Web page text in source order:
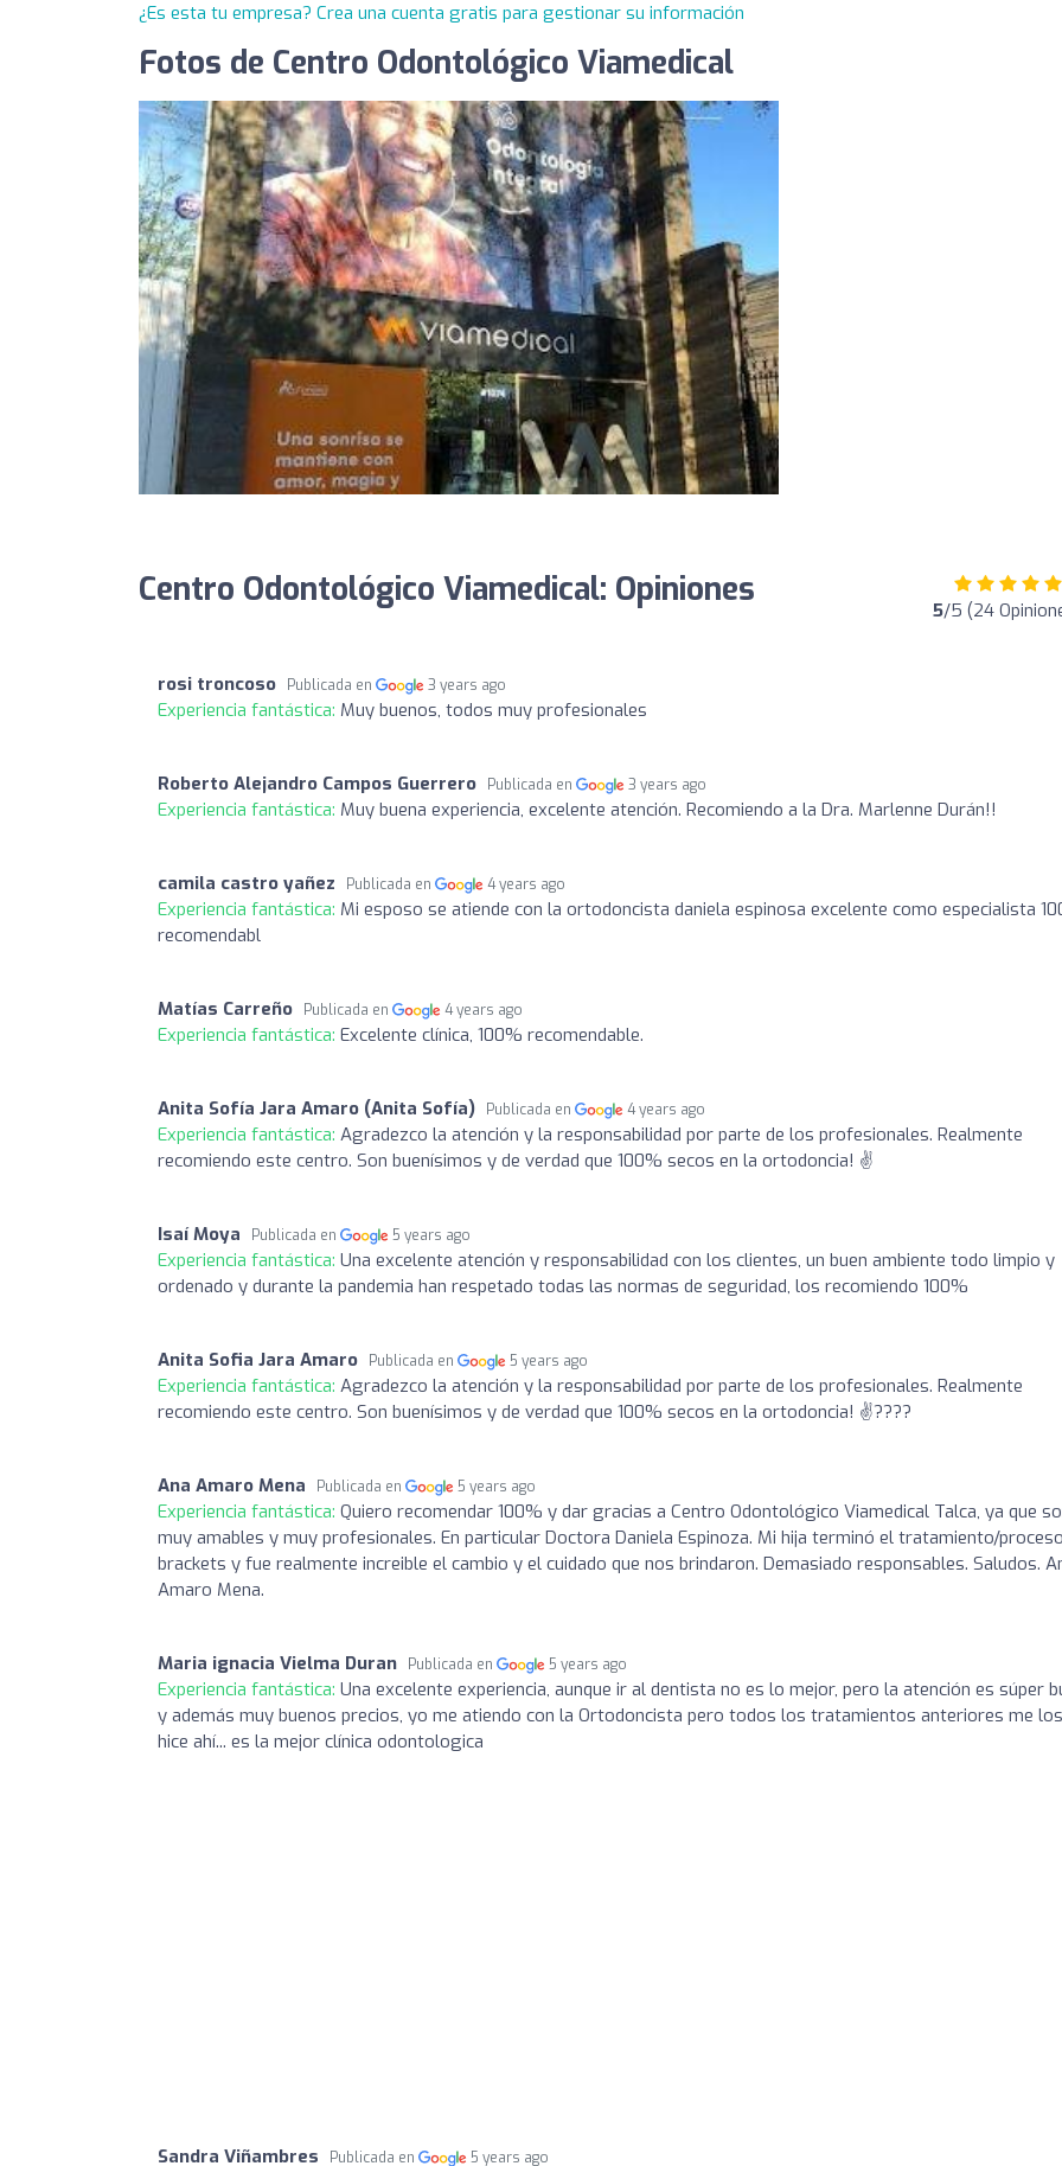
¿Es esta tu empresa? Crea una cuenta gratis para gestionar su información
Fotos de Centro Odontológico Viamedical
Centro Odontológico Viamedical: Opiniones 5/5 (24
rosi troncoso Publicada en 3 years ago
Experiencia fantástica: Muy buenos, todos muy profesionales
Roberto Alejandro Campos Guerrero Publicada en 3 years ago
Experiencia fantástica: Muy buena experiencia, excelente atención. Recomiendo a la Dra. Marlenne Durán!!
camila castro yañez Publicada en 4 years ago
Experiencia fantástica: Mi esposo se atiende con la ortodoncista daniela espinosa excelente como especialista
recomendabl
Matías Carreño Publicada en 4 years ago
Experiencia fantástica: Excelente clínica, 100% recomendable.
Anita Sofía Jara Amaro (Anita Sofía) Publicada en 4 years ago
Experiencia fantástica: Agradezco la atención y la responsabilidad por parte de los profesionales. Realmente
recomiendo este centro. Son buenísimos y de verdad que 100% secos en la ortodoncia! ✌
Isaí Moya Publicada en 5 years ago
Experiencia fantástica: Una excelente atención y responsabilidad con los clientes, un buen ambiente todo limpio y
ordenado y durante la pandemia han respetado todas las normas de seguridad, los recomiendo 100%
Anita Sofia Jara Amaro Publicada en 5 years ago
Experiencia fantástica: Agradezco la atención y la responsabilidad por parte de los profesionales. Realmente
recomiendo este centro. Son buenísimos y de verdad que 100% secos en la ortodoncia! ✌????
Ana Amaro Mena Publicada en 5 years ago
Experiencia fantástica: Quiero recomendar 100% y dar gracias a Centro Odontológico Viamedical Talca, ya que
muy amables y muy profesionales. En particular Doctora Daniela Espinoza. Mi hija terminó el tratamiento/
brackets y fue realmente increible el cambio y el cuidado que nos brindaron. Demasiado responsables. Saludos.
Amaro Mena.
Maria ignacia Vielma Duran Publicada en 5 years ago
Experiencia fantástica: Una excelente experiencia, aunque ir al dentista no es lo mejor, pero la atención es súper
y además muy buenos precios, yo me atiendo con la Ortodoncista pero todos los tratamientos anteriores me los
hice ahí... es la mejor clínica odontologica
Sandra Viñambres Publicada en 5 years ago